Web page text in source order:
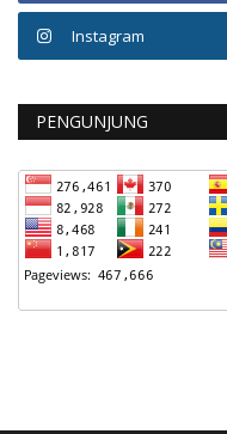
Instagram
PENGUNJUNG